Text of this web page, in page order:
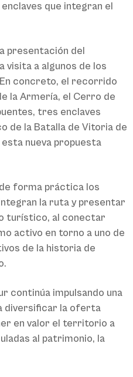
que integran el
presentación del
visita a algunos de los
concreto, el recorrido
la Armería, el Cerro de
tres enclaves
de la Batalla de Vitoria de
nueva propuesta
forma práctica los
la ruta y presentar
turístico, al conectar
activo en torno a uno de
de la historia de
continúa impulsando una
diversificar la oferta
en valor el territorio a
al patrimonio, la